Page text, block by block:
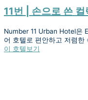
11번 | 손으로 쓴 컬
Number 11 Urban Hotel은
어 호텔로 편안하고 저렴한
이 호텔보기